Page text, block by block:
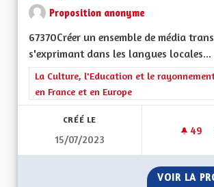
Proposition anonyme
67370Créer un ensemble de média
s'exprimant dans les langues locales...
Filtrer les résultats de la catégorie : La
La Culture, l'Education et le
en France et en Europe
CRÉÉ LE
15/07/2023
49
VOIR LA